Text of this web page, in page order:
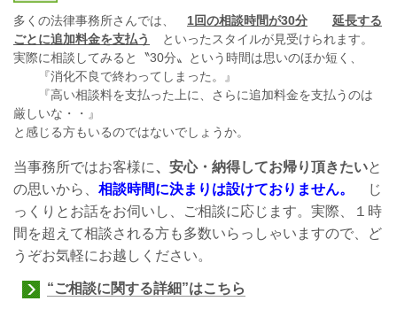
多くの法律事務所さんでは、 1回の相談時間が30分
延長する
ごとに追加料金を支払う
といったスタイルが見受けられます。
実際に相談してみると〝30分〟という時間は思いのほか短く、
『消化不良で終わってしまった。』
『高い相談料を支払った上に、さらに追加料金を支払うのは
厳しいな・・』
と感じる方もいるのではないでしょうか。
当事務所ではお客様に、安心・納得してお帰り頂きたいと
の思いから、 相談時間に決まりは設けておりません。
じ
っくりとお話をお伺いし、ご相談に応じます。実際、１時
間を超えて相談される方も多数いらっしゃいますので、ど
うぞお気軽にお越しください。
“ご相談に関する詳細”はこちら